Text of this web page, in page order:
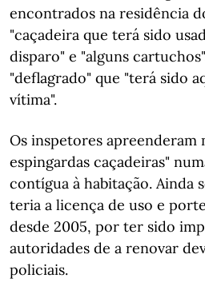
encontrados na residência
"caçadeira que terá sido
disparo" e "alguns
"deflagrado" que "terá sido
vítima".
Os inspetores apreenderam
espingardas caçadeiras"
contígua à habitação. Ainda
teria a licença de uso e
desde 2005, por ter sido
autoridades de a renovar
policiais.